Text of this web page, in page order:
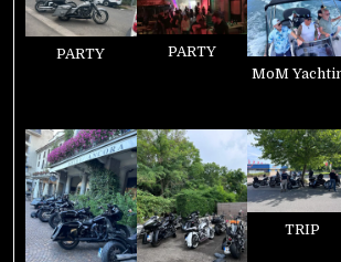
PARTY
PARTY
MoM
TRIP